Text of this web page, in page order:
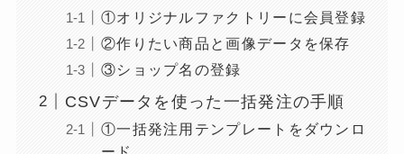
①オリジナルファクトリーに会員登録
②作りたい商品と画像データを保存
③ショップ名の登録
CSVデータを使った一括発注の手順
①一括発注用テンプレートをダウンロ